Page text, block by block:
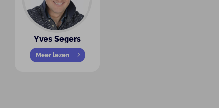
Yves Segers
Meer lezen